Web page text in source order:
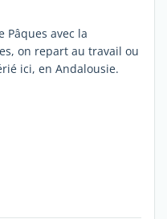
Pâques avec la
on repart au travail ou
ici, en Andalousie.